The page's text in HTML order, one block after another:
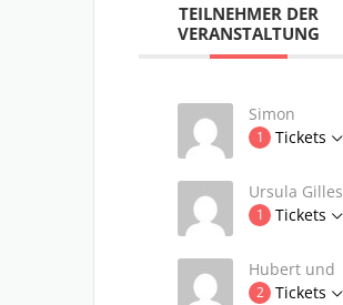
TEILNEHMER DER
VERANSTALTUNG
Simon
1 Tickets
Ursula Gilles
1 Tickets
Hubert und
2 Tickets